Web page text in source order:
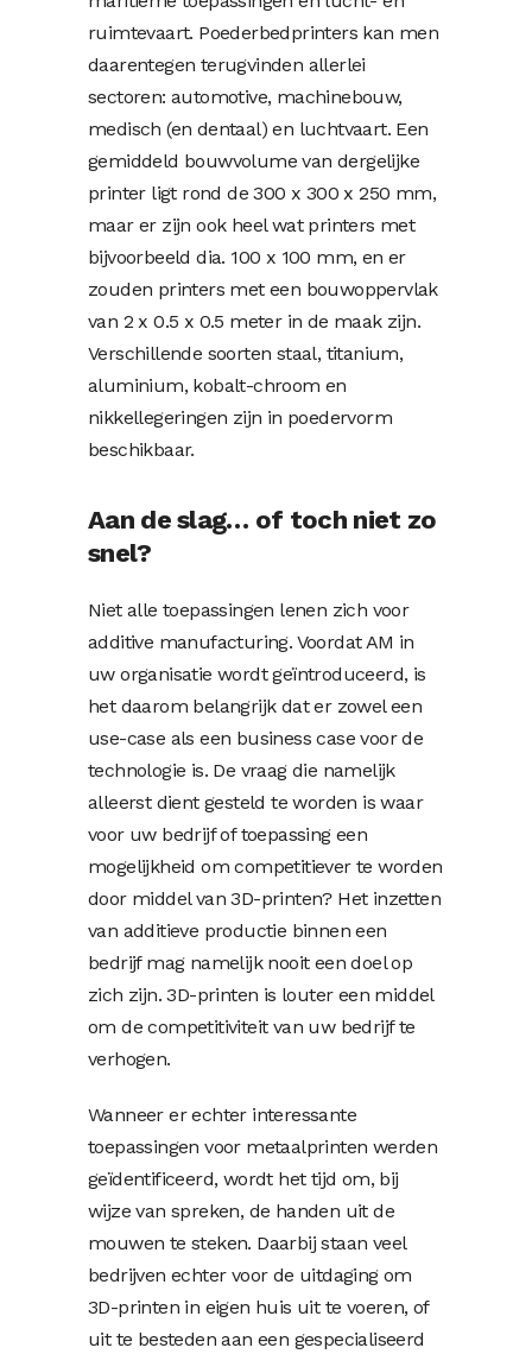
ruimtevaart. Poederbedprinters kan men
daarentegen terugvinden allerlei
sectoren: automotive, machinebouw,
medisch (en dentaal) en luchtvaart. Een
gemiddeld bouwvolume van dergelijke
printer ligt rond de 300 x 300 x 250 mm,
maar er zijn ook heel wat printers met
bijvoorbeeld dia. 100 x 100 mm, en er
zouden printers met een bouwoppervlak
van 2 x 0.5 x 0.5 meter in de maak zijn.
Verschillende soorten staal, titanium,
aluminium, kobalt-chroom en
nikkellegeringen zijn in poedervorm
beschikbaar.
Aan de slag… of toch niet zo
snel?
Niet alle toepassingen lenen zich voor
additive manufacturing. Voordat AM in
uw organisatie wordt geïntroduceerd, is
het daarom belangrijk dat er zowel een
use-case als een business case voor de
technologie is. De vraag die namelijk
alleerst dient gesteld te worden is waar
voor uw bedrijf of toepassing een
mogelijkheid om competitiever te worden
door middel van 3D-printen? Het inzetten
van additieve productie binnen een
bedrijf mag namelijk nooit een doel op
zich zijn. 3D-printen is louter een middel
om de competitiviteit van uw bedrijf te
verhogen.
Wanneer er echter interessante
toepassingen voor metaalprinten werden
geïdentificeerd, wordt het tijd om, bij
wijze van spreken, de handen uit de
mouwen te steken. Daarbij staan veel
bedrijven echter voor de uitdaging om
3D-printen in eigen huis uit te voeren, of
uit te besteden aan een gespecialiseerd